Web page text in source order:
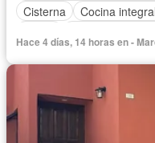
Cisterna
Cocina integral
Permite mascotas
Hace 4 días, 14 horas en -